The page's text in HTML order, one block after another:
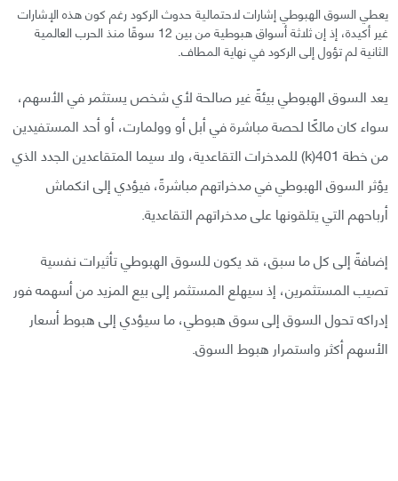
يعطي السوق الهبوطي إشارات لاحتمالية حدوث الركود رغم كون هذه الإشارات
غير أكيدة، إذ إن ثلاثة أسواق هبوطية من بين 12 سوقًا منذ الحرب العالمية
الثانية لم تؤول إلى الركود في نهاية المطاف.
يعد السوق الهبوطي بيئةً غير صالحة لأي شخص يستثمر في الأسهم،
سواء كان مالكًا لحصة مباشرة في أبل أو وولمارت، أو أحد المستفيدين
من خطة 401(k) للمدخرات التقاعدية، ولا سيما المتقاعدين الجدد الذي
يؤثر السوق الهبوطي في مدخراتهم مباشرةً، فيؤدي إلى انكماش
أرباحهم التي يتلقونها على مدخراتهم التقاعدية.
إضافةً إلى كل ما سبق، قد يكون للسوق الهبوطي تأثيرات نفسية
تصيب المستثمرين، إذ سيهلع المستثمر إلى بيع المزيد من أسهمه فور
إدراكه تحول السوق إلى سوق هبوطي، ما سيؤدي إلى هبوط أسعار
الأسهم أكثر واستمرار هبوط السوق.